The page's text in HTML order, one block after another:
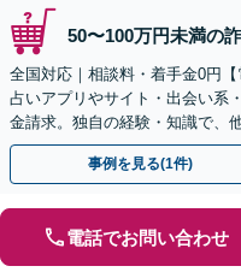
50〜100万円未満の
全国対応｜相談料・着手金0円
占いアプリやサイト・出会い系
金請求。独自の経験・知識で、
決に導いた実績あり。まずはお
事例を見る(1件)
電話でお問い合わせ